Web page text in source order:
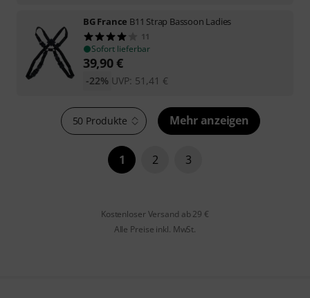
BG France B11 Strap Bassoon Ladies
11
Sofort lieferbar
39,90€
UVP: 51,41 €
-22%
50 Produkte Mehr anzeigen
1 2 3
Kostenloser Versand ab 29 €
Alle Preise inkl. MwSt.